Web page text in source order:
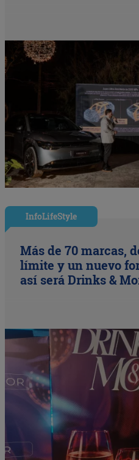
InfoLifeStyle
Más de 70 marcas,
límite y un nuevo
así será Drinks &